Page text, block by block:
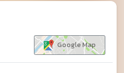
Google Map